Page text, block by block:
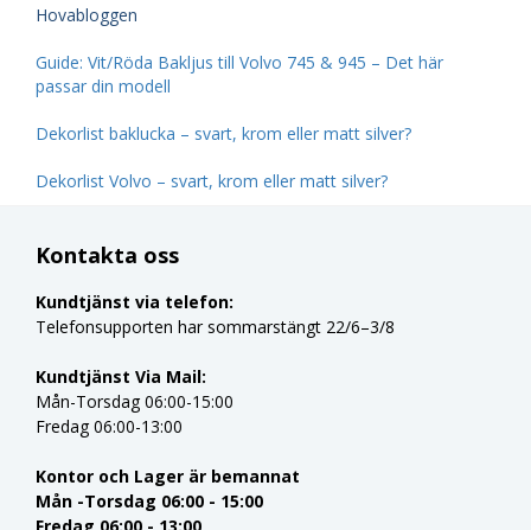
Hovabloggen
Guide: Vit/Röda Bakljus till Volvo 745 & 945 – Det här
passar din modell
Dekorlist baklucka – svart, krom eller matt silver?
Dekorlist Volvo – svart, krom eller matt silver?
Kontakta oss
Kundtjänst via telefon:
Telefonsupporten har sommarstängt 22/6–3/8
Kundtjänst Via Mail:
Mån-Torsdag 06:00-15:00
Fredag 06:00-13:00
Kontor och Lager är bemannat
Mån -Torsdag 06:00 - 15:00